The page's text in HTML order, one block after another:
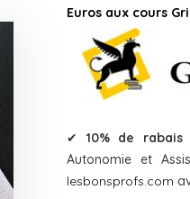
Euros aux cours
✔ 10% de rabais
Autonomie et
lesbonsprofs.com